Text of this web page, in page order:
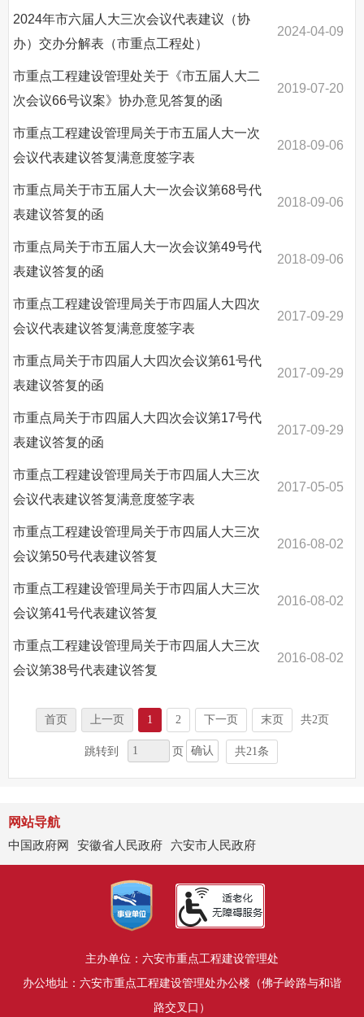
2024年市六届人大三次会议代表建议（协
办）交办分解表（市重点工程处）
2024-04-09
市重点工程建设管理处关于《市五届人大二
次会议66号议案》协办意见答复的函
2019-07-20
市重点工程建设管理局关于市五届人大一次
会议代表建议答复满意度签字表
2018-09-06
市重点局关于市五届人大一次会议第68号代
表建议答复的函
2018-09-06
市重点局关于市五届人大一次会议第49号代
表建议答复的函
2018-09-06
市重点工程建设管理局关于市四届人大四次
会议代表建议答复满意度签字表
2017-09-29
市重点局关于市四届人大四次会议第61号代
表建议答复的函
2017-09-29
市重点局关于市四届人大四次会议第17号代
表建议答复的函
2017-09-29
市重点工程建设管理局关于市四届人大三次
会议代表建议答复满意度签字表
2017-05-05
市重点工程建设管理局关于市四届人大三次
会议第50号代表建议答复
2016-08-02
市重点工程建设管理局关于市四届人大三次
会议第41号代表建议答复
2016-08-02
市重点工程建设管理局关于市四届人大三次
会议第38号代表建议答复
2016-08-02
首页 上一页 1 2 下一页 末页 共2页
跳转到 页 确认 共21条
网站导航
中国政府网
安徽省人民政府 六安市人民政府
主办单位：六安市重点工程建设管理处
办公地址：六安市重点工程建设管理处办公楼（佛子岭路与和谐
路交叉口）